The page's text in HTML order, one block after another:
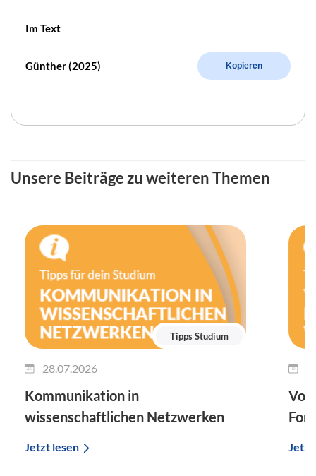
Im Text
Günther (2025) Kopieren
Unsere Beiträge zu weiteren Themen
Tipps Studium
28.07.2026
Kommunikation in
wissenschaftlichen Netzwerken
Jetzt lesen Jetzt